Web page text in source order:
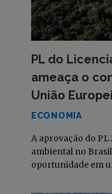
PL do
ameaça o
União
ECONOMIA
A aprovação do
ambiental no
oportunidade em